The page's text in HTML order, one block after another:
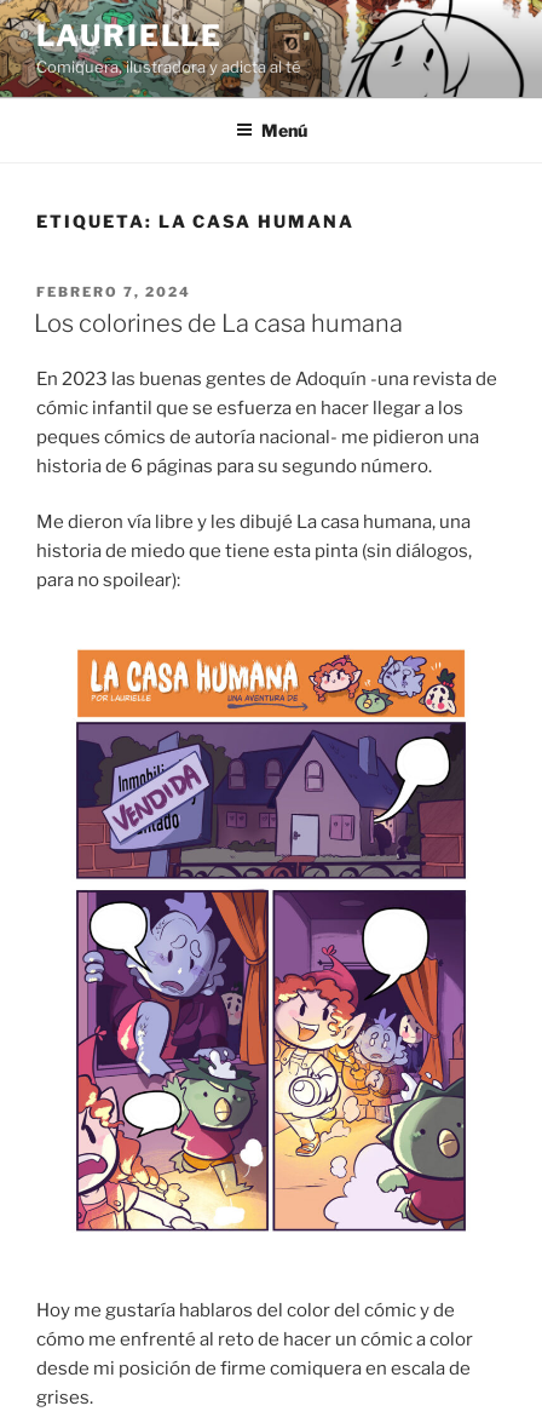
Saltar
al
contenido
LAURIELLE
Comiquera, ilustradora y adicta al té
Menú
ETIQUETA: LA CASA HUMANA
PUBLICADO
EL
FEBRERO 7, 2024
Los colorines de La casa humana
En 2023 las buenas gentes de Adoquín -una revista de
cómic infantil que se esfuerza en hacer llegar a los
peques cómics de autoría nacional- me pidieron una
historia de 6 páginas para su segundo número.
Me dieron vía libre y les dibujé La casa humana, una
historia de miedo que tiene esta pinta (sin diálogos,
para no spoilear):
Hoy me gustaría hablaros del color del cómic y de
cómo me enfrenté al reto de hacer un cómic a color
desde mi posición de firme comiquera en escala de
grises.